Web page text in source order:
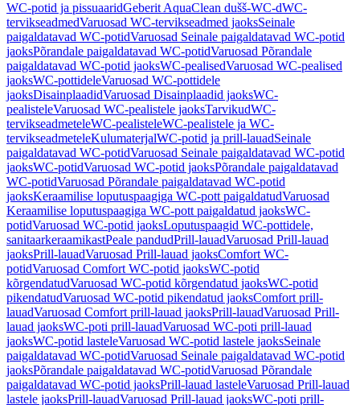
WC-potid ja pissuaaridGeberit AquaClean dušš-WC-dWC-
tervikseadmedVaruosad WC-tervikseadmed jaoksSeinale
paigaldatavad WC-potidVaruosad Seinale paigaldatavad WC-potid
jaoksPõrandale paigaldatavad WC-potidVaruosad Põrandale
paigaldatavad WC-potid jaoksWC-pealisedVaruosad WC-pealised
jaoksWC-pottideleVaruosad WC-pottidele
jaoksDisainplaadidVaruosad Disainplaadid jaoksWC-
pealisteleVaruosad WC-pealistele jaoksTarvikudWC-
tervikseadmeteleWC-pealisteleWC-pealistele ja WC-
tervikseadmeteleKulumaterjalWC-potid ja prill-lauadSeinale
paigaldatavad WC-potidVaruosad Seinale paigaldatavad WC-potid
jaoksWC-potidVaruosad WC-potid jaoksPõrandale paigaldatavad
WC-potidVaruosad Põrandale paigaldatavad WC-potid
jaoksKeraamilise loputuspaagiga WC-pott paigaldatudVaruosad
Keraamilise loputuspaagiga WC-pott paigaldatud jaoksWC-
potidVaruosad WC-potid jaoksLoputuspaagid WC-pottidele,
sanitaarkeraamikastPeale pandudPrill-lauadVaruosad Prill-lauad
jaoksPrill-lauadVaruosad Prill-lauad jaoksComfort WC-
potidVaruosad Comfort WC-potid jaoksWC-potid
kõrgendatudVaruosad WC-potid kõrgendatud jaoksWC-potid
pikendatudVaruosad WC-potid pikendatud jaoksComfort prill-
lauadVaruosad Comfort prill-lauad jaoksPrill-lauadVaruosad Prill-
lauad jaoksWC-poti prill-lauadVaruosad WC-poti prill-lauad
jaoksWC-potid lasteleVaruosad WC-potid lastele jaoksSeinale
paigaldatavad WC-potidVaruosad Seinale paigaldatavad WC-potid
jaoksPõrandale paigaldatavad WC-potidVaruosad Põrandale
paigaldatavad WC-potid jaoksPrill-lauad lasteleVaruosad Prill-lauad
lastele jaoksPrill-lauadVaruosad Prill-lauad jaoksWC-poti prill-